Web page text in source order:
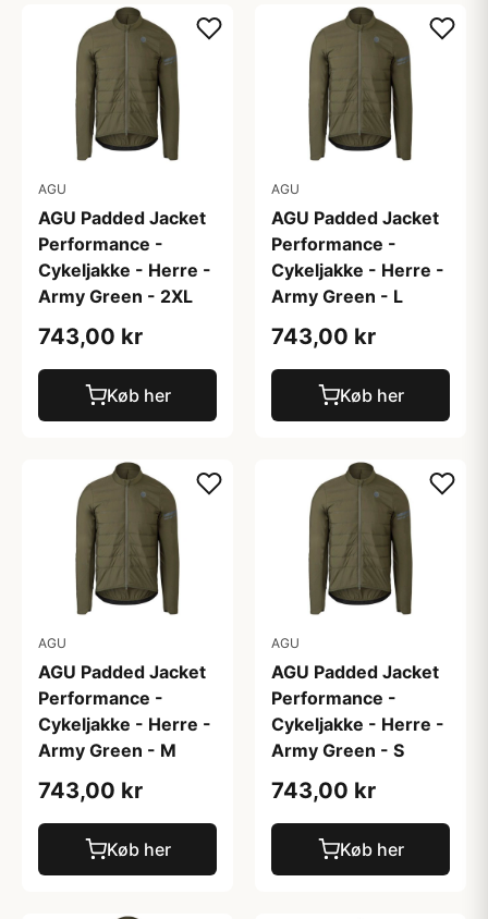
AGU
AGU Padded Jacket
Performance -
Cykeljakke - Herre -
Army Green - 2XL
743,00 kr
Køb her
AGU
AGU Padded Jacket
Performance -
Cykeljakke - Herre -
Army Green - L
743,00 kr
Køb her
AGU
AGU Padded Jacket
Performance -
Cykeljakke - Herre -
Army Green - M
743,00 kr
Køb her
AGU
AGU Padded Jacket
Performance -
Cykeljakke - Herre -
Army Green - S
743,00 kr
Køb her